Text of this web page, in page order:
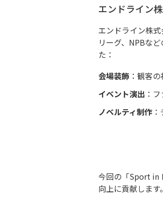
エンドライン
エンドライン株
リーグ、NPBな
た：
会場装飾 ：観客
イベント演出 ：
ノベルティ制作
今回の「Sport in
向上に貢献します